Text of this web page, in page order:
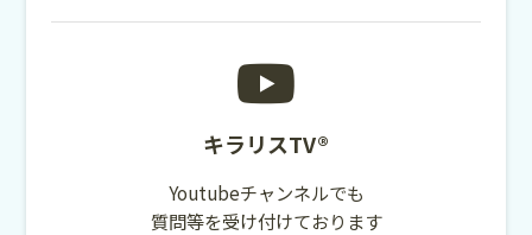
キラリスTV®
Youtubeチャンネルでも
質問等を受け付けております